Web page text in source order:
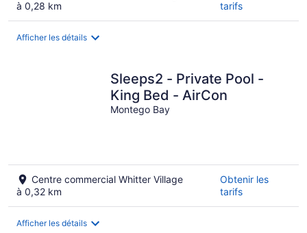
à 0,28 km
tarifs
Afficher les détails
Sleeps2 - Private Pool -
King Bed - AirCon
Montego Bay
Centre commercial Whitter Village
à 0,32 km
Obtenir les
tarifs
Afficher les détails